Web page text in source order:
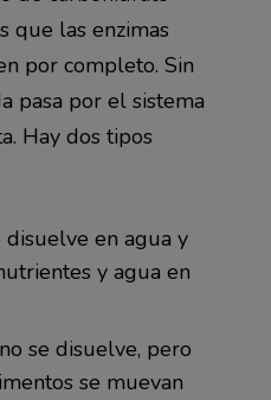
que las enzimas
por completo. Sin
pasa por el sistema
Hay dos tipos
disuelve en agua y
y agua en
no se disuelve, pero
se muevan